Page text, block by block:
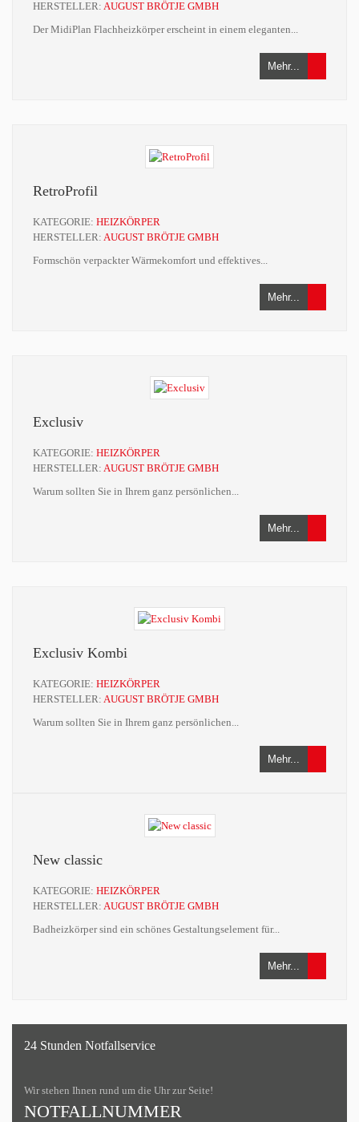
HERSTELLER: AUGUST BRÖTJE GMBH
Der MidiPlan Flachheizkörper erscheint in einem eleganten...
Mehr...
RetroProfil
KATEGORIE: HEIZKÖRPER
HERSTELLER: AUGUST BRÖTJE GMBH
Formschön verpackter Wärmekomfort und effektives...
Mehr...
Exclusiv
KATEGORIE: HEIZKÖRPER
HERSTELLER: AUGUST BRÖTJE GMBH
Warum sollten Sie in Ihrem ganz persönlichen...
Mehr...
Exclusiv Kombi
KATEGORIE: HEIZKÖRPER
HERSTELLER: AUGUST BRÖTJE GMBH
Warum sollten Sie in Ihrem ganz persönlichen...
Mehr...
New classic
KATEGORIE: HEIZKÖRPER
HERSTELLER: AUGUST BRÖTJE GMBH
Badheizkörper sind ein schönes Gestaltungselement für...
Mehr...
24 Stunden Notfallservice
Wir stehen Ihnen rund um die Uhr zur Seite!
NOTFALLNUMMER